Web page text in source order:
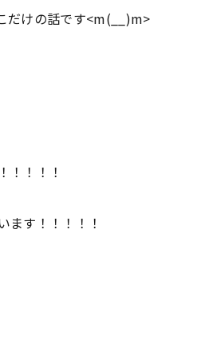
だけの話です<m(__)m>
！！！！
ます！！！！！